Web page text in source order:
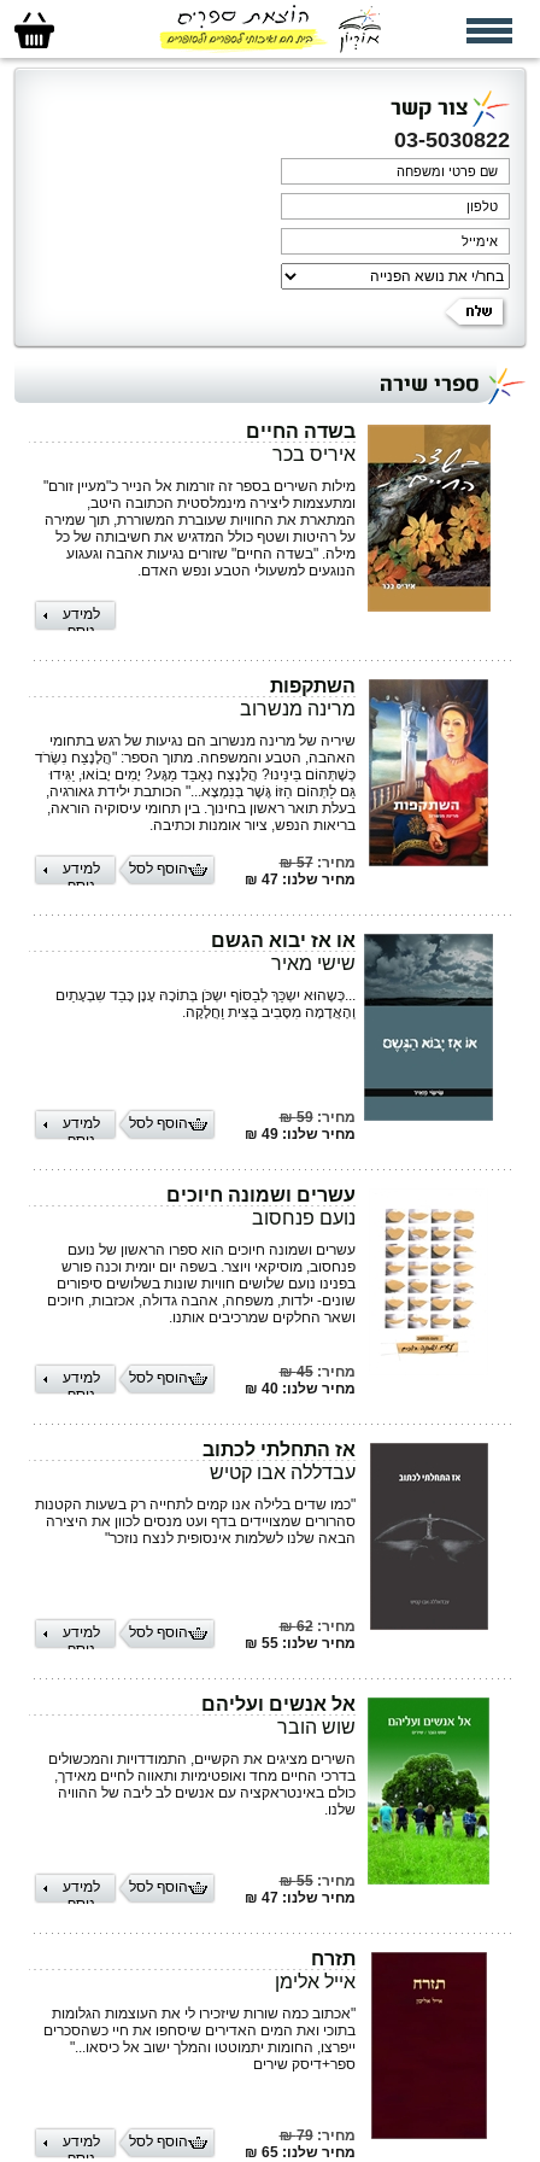
סל
הקניות
שלי
צור קשר
03-5030822
ספרי שירה
בשדה החיים
איריס בכר
מילות השירים בספר זה זורמות אל הנייר כ"מעיין זורם"
ומתעצמות ליצירה מינמלסטית הכתובה היטב,
המתארת את החוויות שעוברת המשוררת, תוך שמירה
על רהיטות ושטף כולל המדגיש את חשיבותה של כל
מילה. "בשדה החיים" שזורים נגיעות אהבה וגעגוע
הנוגעים למשעולי הטבע ונפש האדם.
למידע
נוסף
השתקפות
מרינה מנשרוב
שיריה של מרינה מנשרוב הם נגיעות של רגש בתחומי
האהבה, הטבע והמשפחה. מתוך הספר: "הֲלָנֶצַח נִשְׂרֹד
כְּשֶׁתְּהוֹם בֵּינֵינוּ? הֲלָנֶצַח נְאַבֵּד מַגָּע? יָמִים יָבוֹאוּ, יַגִּידוּ
גַּם לַתְּהוֹם הַזּוֹ גֶּשֶׁר בְּנִמְצָא..." הכותבת ילידת גאורגיה,
בעלת תואר ראשון בחינוך. בין תחומי עיסוקיה הוראה,
בריאות הנפש, ציור אומנות וכתיבה.
מחיר:57 ₪
מחיר שלנו: 47 ₪
למידע
נוסף
הוסף לסל
או אז יבוא הגשם
שישי מאיר
...כְּשֶהוּא יִשְכַּךְ לְבַסּוֹף יִשְכֹּן בְּתוֹכָהּ עָנָן כָּבֵד שִבְעָתַיִם
וְהָאֲדָמָה מִסָּבִיב בֻּצִּית וַחֲלָקָה.
מחיר:59 ₪
מחיר שלנו: 49 ₪
למידע
נוסף
הוסף לסל
עשרים ושמונה חיוכים
נועם פנחסוב
עשרים ושמונה חיוכים הוא ספרו הראשון של נועם
פנחסוב, מוסיקאי ויוצר. בשפה יום יומית וכנה פורש
בפנינו נועם שלושים חוויות שונות בשלושים סיפורים
שונים- ילדות, משפחה, אהבה גדולה, אכזבות, חיוכים
ושאר החלקים שמרכיבים אותנו.
מחיר:45 ₪
מחיר שלנו: 40 ₪
למידע
נוסף
הוסף לסל
אז התחלתי לכתוב
עבדללה אבו קטיש
"כמו שדים בלילה אנו קמים לתחייה רק בשעות הקטנות
סהרורים שמצויידים בדף ועט מנסים לכוון את היצירה
הבאה שלנו לשלמות אינסופית לנצח נוזכר"
מחיר:62 ₪
מחיר שלנו: 55 ₪
למידע
נוסף
הוסף לסל
אל אנשים ועליהם
שוש הובר
השירים מציגים את הקשיים, התמודדויות והמכשולים
בדרכי החיים מחד ואופטימיות ותאווה לחיים מאידך,
כולם באינטראקציה עם אנשים לב ליבה של ההוויה
שלנו.
מחיר:55 ₪
מחיר שלנו: 47 ₪
למידע
נוסף
הוסף לסל
תזרח
אייל אלימן
"אכתוב כמה שורות שיזכירו לי את העוצמות הגלומות
בתוכי ואת המים האדירים שיסחפו את חיי כשהסכרים
ייפרצו, החומות יתמוטטו והמלך ישוב אל כיסאו..."
ספר+דיסק שירים
מחיר:79 ₪
מחיר שלנו: 65 ₪
למידע
נוסף
הוסף לסל